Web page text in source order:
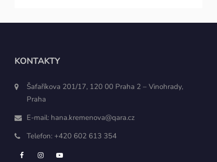
KONTAKTY
Šafaříkova 201/17, 120 00 Praha 2 – Vinohrady,
Praha
E-mail: hana.kremenova@qara.cz
Telefon: +420 602 613 354